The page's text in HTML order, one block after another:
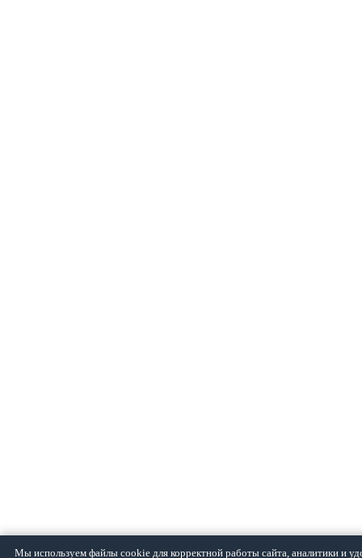
Мы используем файлы cookie для корректной работы сайта, аналитики и